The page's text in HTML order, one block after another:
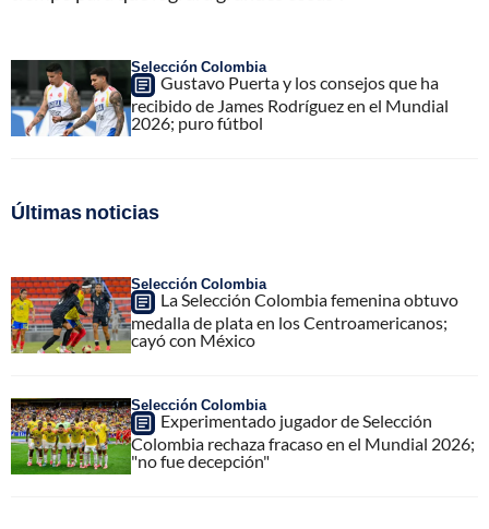
Selección Colombia
Gustavo Puerta y los consejos que ha
recibido de James Rodríguez en el Mundial
2026; puro fútbol
Últimas noticias
Selección Colombia
La Selección Colombia femenina obtuvo
medalla de plata en los Centroamericanos;
cayó con México
Selección Colombia
Experimentado jugador de Selección
Colombia rechaza fracaso en el Mundial 2026;
"no fue decepción"